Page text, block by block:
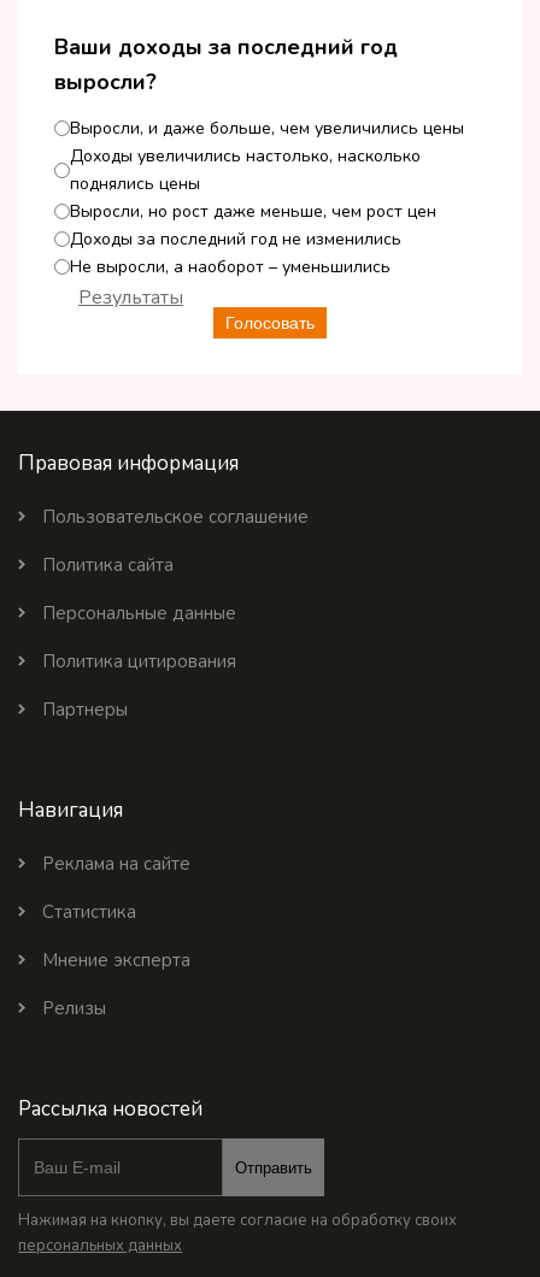
Ваши доходы за последний год
выросли?
Выросли, и даже больше, чем увеличились цены
Доходы увеличились настолько, насколько
поднялись цены
Выросли, но рост даже меньше, чем рост цен
Доходы за последний год не изменились
Не выросли, а наоборот – уменьшились
Голосовать
Результаты
Правовая информация
Пользовательское соглашение
Политика сайта
Персональные данные
Политика цитирования
Партнеры
Навигация
Реклама на сайте
Статистика
Мнение эксперта
Релизы
Рассылка новостей
Отправить
Нажимая на кнопку, вы даете согласие на обработку своих
персональных данных